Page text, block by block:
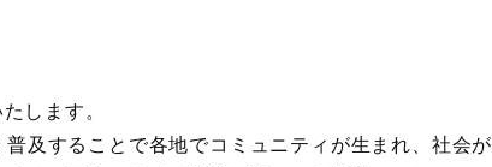
します。
及することで各地でコミュニティが生まれ、社会が